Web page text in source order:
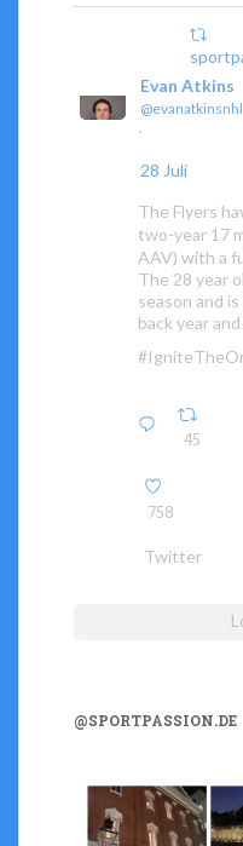
Evan Atkins
@evanatkinsnhl
·
28 Juli
The Flyers
two-year 17
AAV) with a
The 28 year
season and
back year
45
758
Twitter
@SPORTPASSION.DE